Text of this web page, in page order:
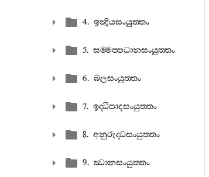
4. ඉන්‍ද්‍රියසංයුත‍්තං
5. සම‍්මප‍්පධානසංයුත‍්තං
6. බලසංයුත‍්තං
7. ඉද‍්ධිපාදසංයුත‍්තං
8. අනුරුද‍්ධසංයුත‍්තං
9. ඣානසංයුත‍්තං